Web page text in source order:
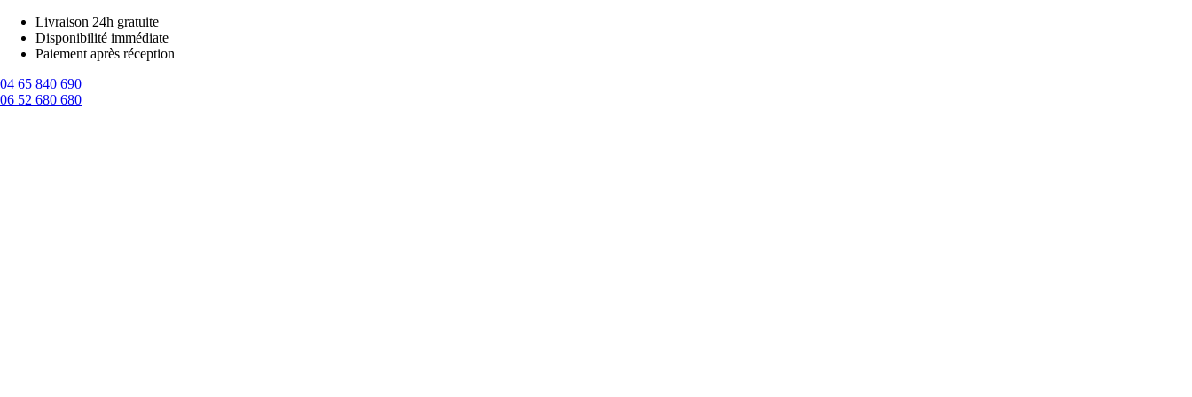
Aller
contenu
Livraison 24h gratuite
Disponibilité immédiate
Paiement après réception
04 65 840 690
06 52 680 680